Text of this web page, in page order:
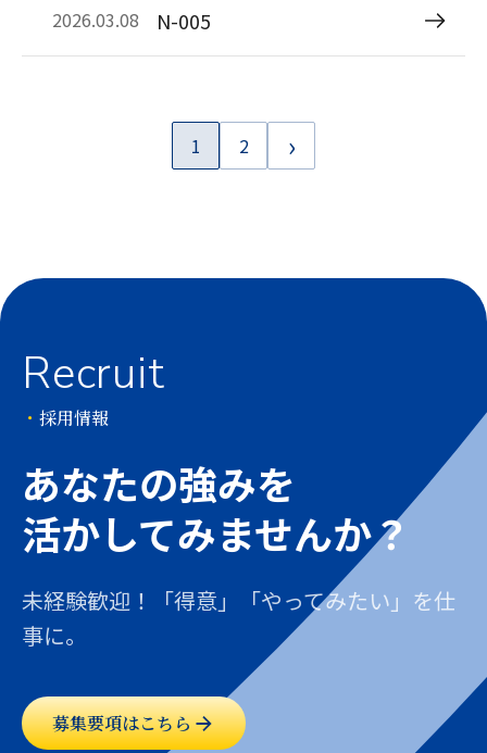
2026.03.08 N-005
1 2 ›
Recruit
・ 採用情報
あなたの強みを
活かしてみませんか？
未経験歓迎！「得意」「やってみたい」を仕
事に。
募集要項はこちら